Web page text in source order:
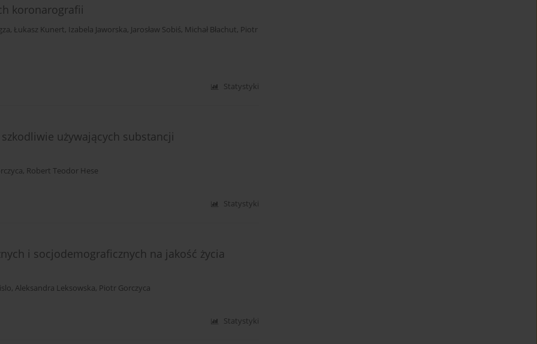
koronarografii
, Łukasz Kunert, Izabela Jaworska, Jarosław Sobiś, Michał Błachut, Piotr
Statystyki
używających substancji
, Robert Teodor Hese
Statystyki
i socjodemograficznych na jakość życia
, Aleksandra Leksowska, Piotr Gorczyca
Statystyki